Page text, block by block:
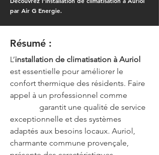
par Air G Energie.
Résumé :
L’installation de climatisation à Auriol
est essentielle pour améliorer le
confort thermique des résidents. Faire
appel à un professionnel comme
garantit une qualité de service
exceptionnelle et des systèmes
adaptés aux besoins locaux. Auriol,
charmante commune provençale,